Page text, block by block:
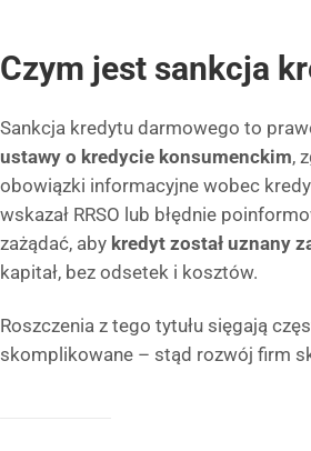
Czym jest sankcja
Sankcja kredytu darmowego to
ustawy o kredycie konsumenckim,
obowiązki informacyjne wobec
wskazał RRSO lub błędnie
zażądać, aby kredyt został uznany
kapitał, bez odsetek i kosztów.
Roszczenia z tego tytułu sięgają
skomplikowane – stąd rozwój firm